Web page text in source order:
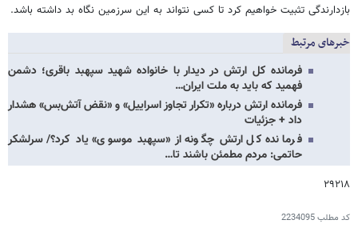
بازدارندگی تثبیت خواهیم کرد تا کسی نتواند به این سرزمین نگاه بد داشته باشد.
خبرهای مرتبط
فرمانده کل ارتش در دیدار با خانواده شهید سپهبد باقری؛ دشمن
فهمید که باید به ملت ایران…
فرمانده ارتش درباره «تکرار تجاوز اسراییل» و «نقض آتش‌بس» هشدار
داد + جزئیات
فرمانده کل ارتش چگونه از «سپهبد موسوی» یاد کرد؟/ سرلشکر
حاتمی: مردم مطمئن باشند تا…
۲۹۲۱۸
کد مطلب2234095